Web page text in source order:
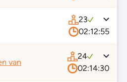
23
02:12:55
van
24
02:14:30